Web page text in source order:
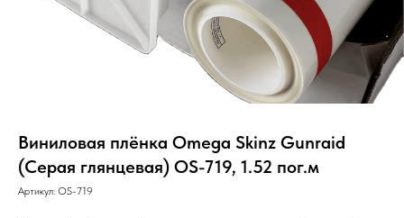
Виниловая плёнка Omega Skinz Gunraid
(Серая глянцевая) OS-719, 1.52 пог.м
Артикул: OS-719